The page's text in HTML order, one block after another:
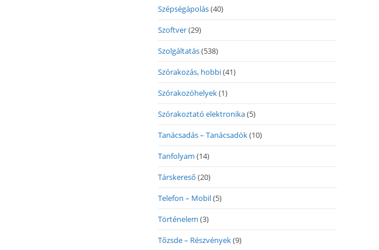
Szépségápolás(40)
Szoftver(29)
Szolgáltatás(538)
Szórakozás, hobbi(41)
Szórakozóhelyek(1)
Szórakoztató elektronika(5)
Tanácsadás – Tanácsadók(10)
Tanfolyam (14)
Társkereső (20)
Telefon – Mobil(5)
Történelem (3)
Tőzsde – Részvények(9)